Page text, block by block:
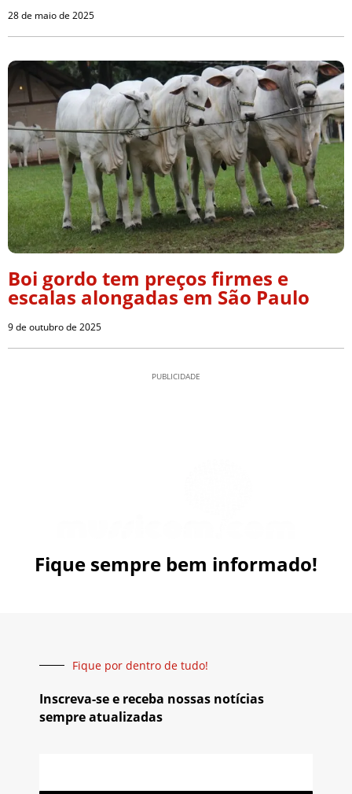
28 de maio de 2025
Boi gordo tem preços firmes e
escalas alongadas em São Paulo
9 de outubro de 2025
PUBLICIDADE
Fique sempre bem informado!
Fique por dentro de tudo!
Inscreva-se e receba nossas notícias
sempre atualizadas